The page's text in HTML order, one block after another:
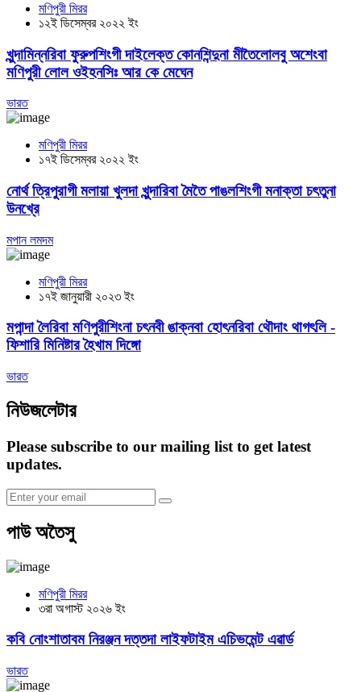
মণিপুরী মিরর
১২ই ডিসেম্বর ২০২২ ইং
খুন্দামিন্নরিবা ফুরুপশিংগী দাইলেক্ত কোনশিন্দুনা মীতৈলোলবু অশেংবা
মণিপুরী লোল ওইহনসিঃ আর কে মেঘেন
ভারত
মণিপুরী মিরর
১৭ই ডিসেম্বর ২০২২ ইং
নোর্থ ত্রিপুরাগী মলায়া খুলদা খুন্দারিবা মৈতৈ পাঙলশিংগী মনাক্তা চৎতুনা
উনখ্রে
মপান লমদম
মণিপুরী মিরর
১৭ই জানুয়ারী ২০২৩ ইং
মপান্দা লৈরিবা মণিপুরীশিংনা চৎনবী ঙাক্নবা হোৎনরিবা থৌদাং থাগৎলি -
ফিশারি মিনিষ্টার হৈখাম দিঙ্গো
ভারত
নিউজলেটার
Please subscribe to our mailing list to get latest
updates.
পাউ অতৈসু
মণিপুরী মিরর
৩রা অগাস্ট ২০২৬ ইং
কবি নোংশাতাবম নিরঞ্জন দত্তদা লাইফটাইম এচিভমেন্ট এৱার্ড
ভারত